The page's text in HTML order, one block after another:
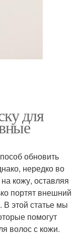
для
обновить
нередко во
кожу, оставляя
портят внешний
В этой статье мы
помогут
волос с кожи.